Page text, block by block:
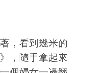
，看到幾米的
，隨手拿起來